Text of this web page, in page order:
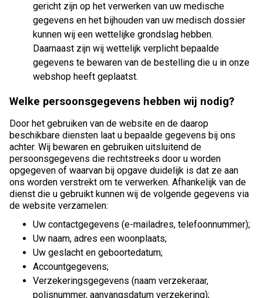
gericht zijn op het verwerken van uw medische
gegevens en het bijhouden van uw medisch dossier
kunnen wij een wettelijke grondslag hebben.
Daarnaast zijn wij wettelijk verplicht bepaalde
gegevens te bewaren van de bestelling die u in onze
webshop heeft geplaatst.
Welke persoonsgegevens hebben wij nodig?
Door het gebruiken van de website en de daarop
beschikbare diensten laat u bepaalde gegevens bij ons
achter. Wij bewaren en gebruiken uitsluitend de
persoonsgegevens die rechtstreeks door u worden
opgegeven of waarvan bij opgave duidelijk is dat ze aan
ons worden verstrekt om te verwerken. Afhankelijk van de
dienst die u gebruikt kunnen wij de volgende gegevens via
de website verzamelen:
Uw contactgegevens (e-mailadres, telefoonnummer);
Uw naam, adres een woonplaats;
Uw geslacht en geboortedatum;
Accountgegevens;
Verzekeringsgegevens (naam verzekeraar,
polisnummer, aanvangsdatum verzekering);